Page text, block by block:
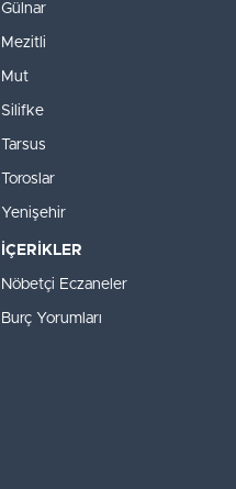
Gülnar
Mezitli
Mut
Silifke
Tarsus
Toroslar
Yenişehir
İÇERİKLER
Nöbetçi Eczaneler
Burç Yorumları